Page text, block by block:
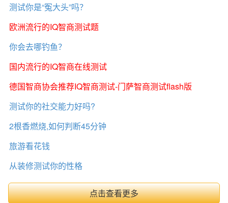
测试你是“冤大头”吗？
欧洲流行的IQ智商测试题
你会去哪钓鱼？
国内流行的IQ智商在线测试
德国智商协会推荐IQ智商测试-门萨智商测试flash版
测试你的社交能力好吗?
2根香燃烧,如何判断45分钟
旅游看花钱
从装修测试你的性格
点击查看更多